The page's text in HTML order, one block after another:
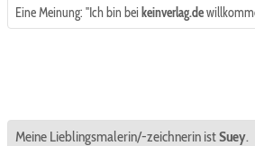
Eine Meinung: "Ich bin bei keinverlag.de
Meine Lieblingsmalerin/-zeichnerin istSuey.